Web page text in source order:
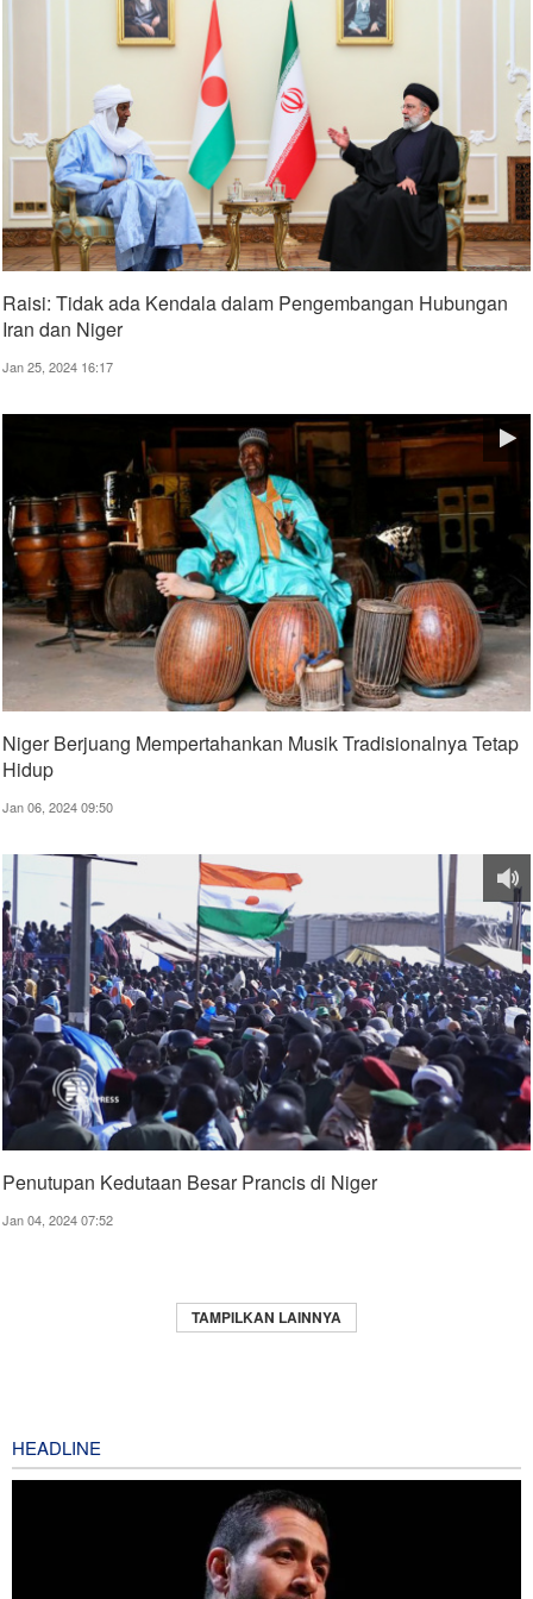
Raisi: Tidak ada Kendala dalam Pengembangan Hubungan
Iran dan Niger
Jan 25, 2024 16:17
Niger Berjuang Mempertahankan Musik Tradisionalnya Tetap
Hidup
Jan 06, 2024 09:50
Penutupan Kedutaan Besar Prancis di Niger
Jan 04, 2024 07:52
TAMPILKAN LAINNYA
HEADLINE